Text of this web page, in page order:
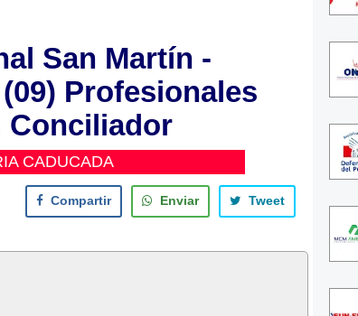
San Martín -
Profesionales
Conciliador
CADUCADA
Compartir Enviar Tweet